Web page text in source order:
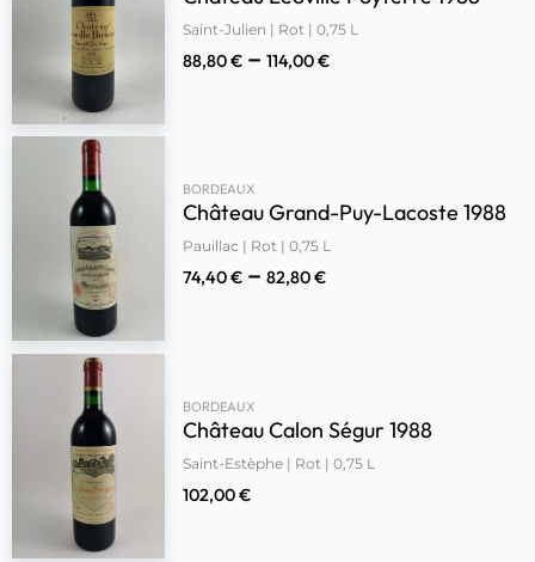
Saint-Julien | Rot | 0,75 L
88,80€ –114,00€
BORDEAUX
Château Grand-Puy-Lacoste 1988
Pauillac | Rot | 0,75 L
74,40€ –82,80€
BORDEAUX
Château Calon Ségur 1988
Saint-Estèphe | Rot | 0,75 L
102,00€